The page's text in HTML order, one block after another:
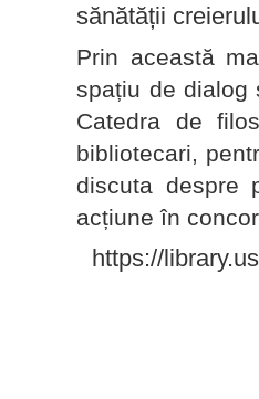
sănătății
Prin această
spațiu de dialog
Catedra de
bibliotecari,
discuta despre
acțiune în
https://